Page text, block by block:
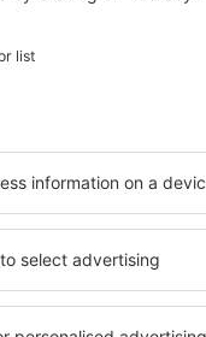
- Städte
Unterkunft in
Unterkunft in Saint